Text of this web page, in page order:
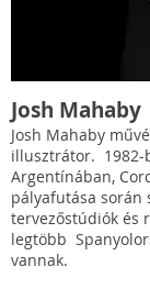
Josh Mahaby
Josh Mahaby
illusztrátor. 1982-
Argentínában,
pályafutása során
tervezőstúdiók és
legtöbb
vannak.